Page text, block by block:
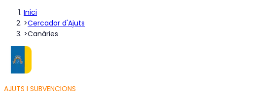
Inici
>Cercador d'Ajuts
>Canàries
AJUTS I SUBVENCIONS